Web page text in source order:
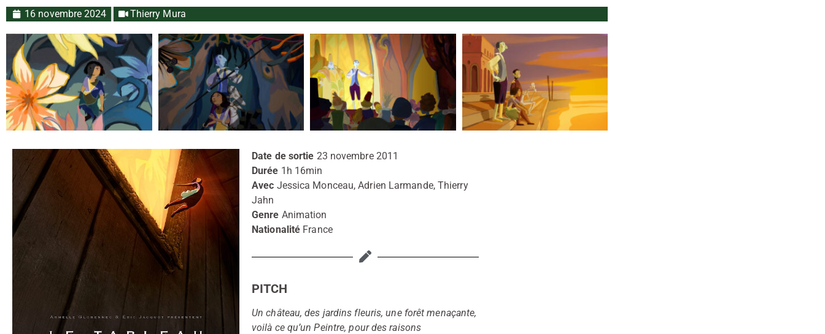
16 novembre 2024 Thierry Mura
Date de sortie 23 novembre 2011
Durée 1h 16min
Avec Jessica Monceau, Adrien Larmande, Thierry
Jahn
Genre Animation
Nationalité France
PITCH
Un château, des jardins fleuris, une forêt menaçante,
voilà ce qu’un Peintre, pour des raisons